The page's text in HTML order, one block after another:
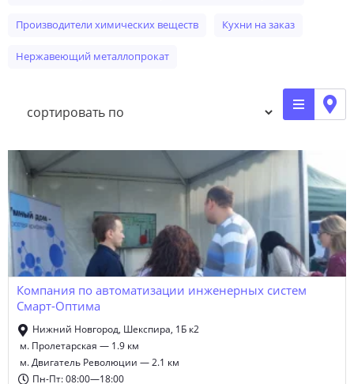
производители химических веществ кухни на заказ
нержавеющий металлопрокат
Компания по автоматизации инженерных систем
Смарт-Оптима
Нижний Новгород, Шекспира, 1Б к2
м. Пролетарская — 1.9 км
м. Двигатель Революции — 2.1 км
Пн-Пт: 08:00—18:00